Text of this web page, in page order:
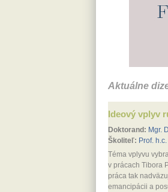
Aktuálne
Ideový vplyv
Doktorand: Mgr.
Školiteľ: Prof.
Téma vplyvu
v prácach Tibora
práca tak
emancipácii a